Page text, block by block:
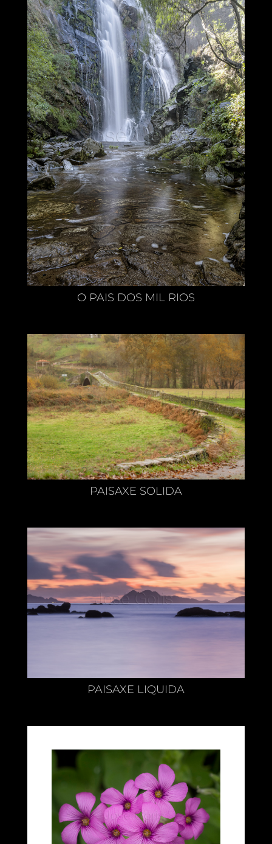
O PAIS DOS MIL RIOS
PAISAXE SOLIDA
PAISAXE LIQUIDA